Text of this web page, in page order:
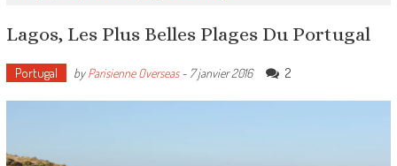
Lagos, Les Plus Belles Plages Du Portugal
Portugal byParisienne Overseas- 7 janvier 2016 2